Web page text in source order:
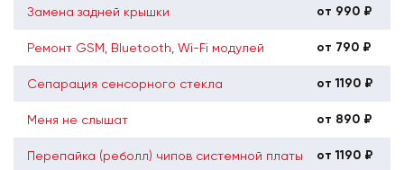
Замена задней крышки от 990 ₽
Ремонт GSM, Bluetooth, Wi-Fi модулей от 790 ₽
Сепарация сенсорного стекла от 1190 ₽
Меня не слышат от 890 ₽
Перепайка (реболл) чипов системной платы от 1190 ₽